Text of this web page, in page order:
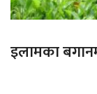
इलामका